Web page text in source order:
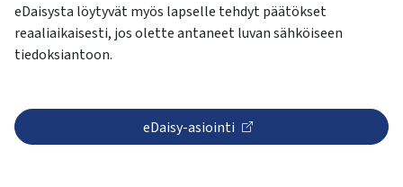
eDaisysta löytyvät myös lapselle tehdyt päätökset
reaaliaikaisesti, jos olette antaneet luvan sähköiseen
tiedoksiantoon.
eDaisy-asiointi